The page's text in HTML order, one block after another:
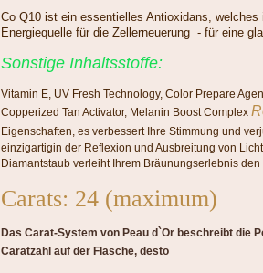
Co Q10 ist ein essentielles Antioxidans,
Energiequelle für die Zellerneuerung - für eine
Sonstige Inhaltsstoffe:
Vitamin E, UV Fresh Technology, Color Prepare
Copperized Tan Activator, Melanin Boost Complex
Eigenschaften, es verbessert Ihre Stimmung und
einzigartigin der Reflexion und Ausbreitung von
Diamantstaub verleiht Ihrem Bräunungserlebnis den
Carats: 24 (maximum)
Das Carat-System von Peau d`Or beschreibt die
Caratzahl auf der Flasche, desto